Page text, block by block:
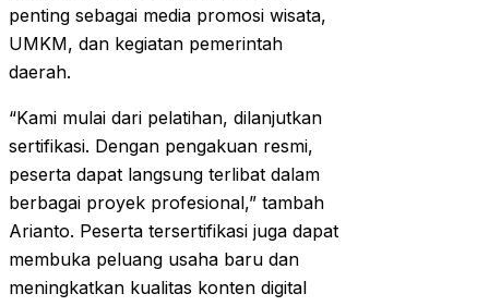
penting sebagai media promosi wisata,
UMKM, dan kegiatan pemerintah
daerah.
“Kami mulai dari pelatihan, dilanjutkan
sertifikasi. Dengan pengakuan resmi,
peserta dapat langsung terlibat dalam
berbagai proyek profesional,” tambah
Arianto. Peserta tersertifikasi juga dapat
membuka peluang usaha baru dan
meningkatkan kualitas konten digital